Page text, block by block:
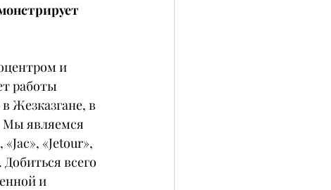
и
работы
Жезказгане, в
Мы являемся
«Jetour»,
всего
и